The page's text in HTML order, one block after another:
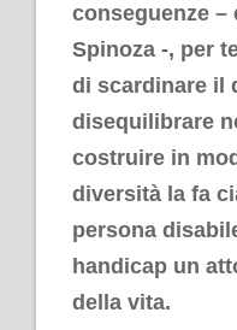
conseguenze –
Spinoza -, per
di scardinare il
disequilibrare
costruire in
diversità la fa
persona
handicap un
della vita.